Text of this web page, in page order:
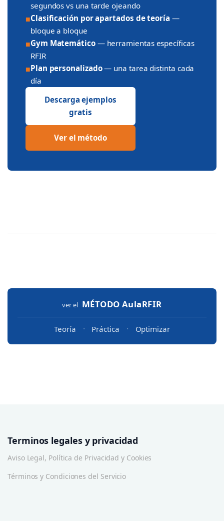
segundos vs una tarde ojeando
■Clasificación por apartados de teoría —
bloque a bloque
■Gym Matemático— herramientas específicas
RFIR
■Plan personalizado— una tarea distinta cada
día
Descarga ejemplos
gratis
Ver el método
ver el MÉTODO AulaRFIR
Teoría · Práctica · Optimizar
Terminos legales y privacidad
Aviso Legal, Política de Privacidad y Cookies
Términos y Condiciones del Servicio